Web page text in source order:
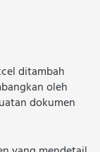
ditambah
oleh
dokumen